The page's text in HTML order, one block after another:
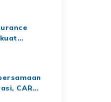
Kerja
Tiga
CAR